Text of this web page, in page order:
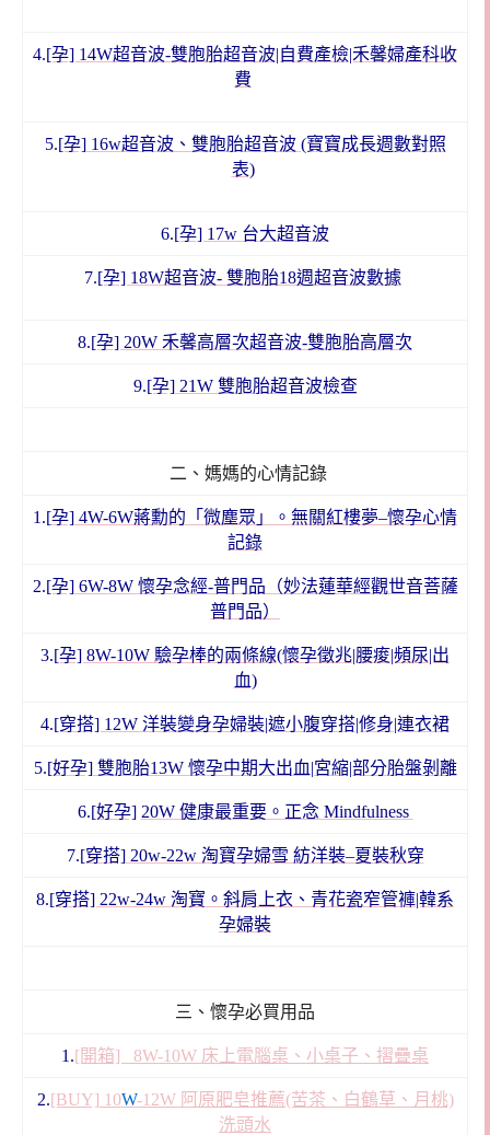
4.[孕] 14W超音波-雙胞胎超音波|自費產檢|禾馨婦產科收
費
5.[孕] 16w超音波、雙胞胎超音波 (寶寶成長週數對照
表)
6.[孕] 17w 台大超音波
7.[孕] 18W超音波- 雙胞胎18週超音波數據
8.[孕] 20W 禾馨高層次超音波-雙胞胎高層次
9.[孕] 21W 雙胞胎超音波檢查
二、媽媽的心情記錄
1.[孕] 4W-6W蔣勳的「微塵眾」。無關紅樓夢–懷孕心情
記錄
2.[孕] 6W-8W 懷孕念經-普門品（妙法蓮華經觀世音菩薩
普門品）
3.[孕] 8W-10W 驗孕棒的兩條線(懷孕徵兆|腰痠|頻尿|出
血)
4.[穿搭] 12W 洋裝變身孕婦裝|遮小腹穿搭|修身|連衣裙
5.[好孕] 雙胞胎13W 懷孕中期大出血|宮縮|部分胎盤剝離
6.[好孕] 20W 健康最重要。正念 Mindfulness
7.[穿搭] 20w-22w 淘寶孕婦雪 紡洋裝–夏裝秋穿
8.[穿搭] 22w-24w 淘寶。斜肩上衣、青花瓷窄管褲|韓系
孕婦裝
三、懷孕必買用品
1.[開箱] 8W-10W 床上電腦桌、小桌子、摺疊桌
2.[BUY] 10W-12W 阿原肥皂推薦(苦茶、白鶴草、月桃)
洗頭水